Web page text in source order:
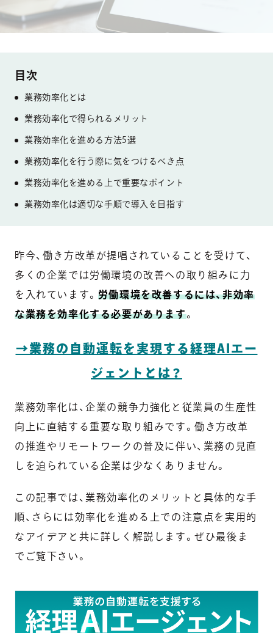
業務効率化とは
業務効率化で得られるメリット
業務効率化を進める方法5選
業務効率化を行う際に気をつけるべき点
業務効率化を進める上で重要なポイント
業務効率化は適切な手順で導入を目指す
昨今、働き方改革が提唱されていることを受けて、
多くの企業では労働環境の改善への取り組みに力
を入れています。 労働環境を改善するには、非効率
な業務を効率化する必要があります。
→業務の自動運転を実現する経理AIエー
ジェントとは？
業務効率化は、企業の競争力強化と従業員の生産性
向上に直結する重要な取り組みです。働き方改革
の推進やリモートワークの普及に伴い、業務の見直
しを迫られている企業は少なくありません。
この記事では、業務効率化のメリットと具体的な手
順、さらには効率化を進める上での注意点を実用的
なアイデアと共に詳しく解説します。ぜひ最後ま
でご覧下さい。